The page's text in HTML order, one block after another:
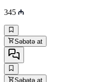
345
Səbətə at
Səbətə at